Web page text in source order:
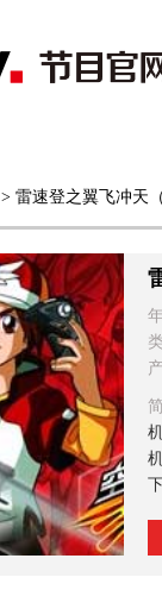
财经 综艺 中文
> 雷速登之翼飞冲天